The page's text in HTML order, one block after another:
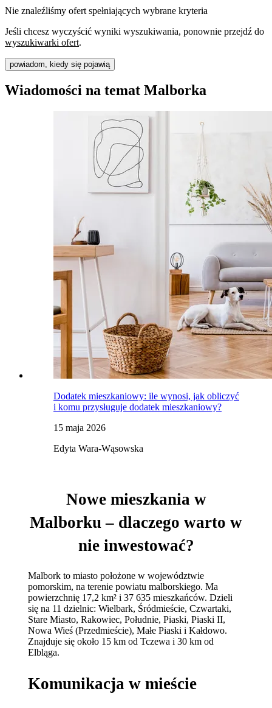
Nie znaleźliśmy ofert spełniających wybrane kryteria
Jeśli chcesz wyczyścić wyniki wyszukiwania, ponownie przejdź do
wyszukiwarki ofert.
powiadom, kiedy się pojawią
Wiadomości na temat Malborka
Dodatek mieszkaniowy: ile wynosi, jak obliczyć
i komu przysługuje dodatek mieszkaniowy?
15 maja 2026
Edyta Wara-Wąsowska
Nowe mieszkania w
Malborku – dlaczego warto w
nie inwestować?
Malbork to miasto położone w województwie
pomorskim, na terenie powiatu malborskiego. Ma
powierzchnię 17,2 km² i 37 635 mieszkańców. Dzieli
się na 11 dzielnic: Wielbark, Śródmieście, Czwartaki,
Stare Miasto, Rakowiec, Południe, Piaski, Piaski II,
Nowa Wieś (Przedmieście), Małe Piaski i Kałdowo.
Znajduje się około 15 km od Tczewa i 30 km od
Elbląga.
Komunikacja w mieście